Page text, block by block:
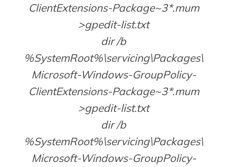
ClientExtensions-Package~3*.mum
>gpedit-list.txt
dir /b
%SystemRoot%\servicing\Packages\
Microsoft-Windows-GroupPolicy-
ClientExtensions-Package~3*.mum
>gpedit-list.txt
dir /b
%SystemRoot%\servicing\Packages\
Microsoft-Windows-GroupPolicy-